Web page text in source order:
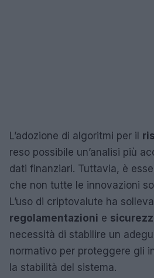
L’adozione di algoritmi per il
reso possibile un’analisi più
dati finanziari. Tuttavia, è
che non tutte le innovazioni
L’uso di criptovalute ha
regolamentazioni e
necessità di stabilire un
normativo per proteggere gli
la stabilità del sistema.